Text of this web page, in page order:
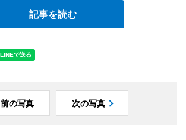
記事を読む
前の写真 次の写真